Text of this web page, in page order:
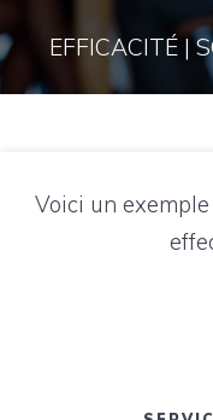
EFFICACITÉ |
Voici un